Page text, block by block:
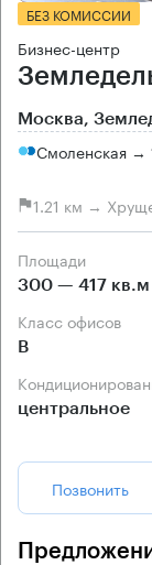
БЕЗ КОМИССИИ
Бизнес-центр
Москва,
Смоленская →
1.21 км →
Площади
300 — 417 кв.м
Класс офисов
B
центральное
Позвонить